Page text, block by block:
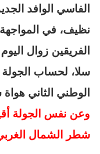
الفاسي الوافد
نظيف، في
الفريقين زوال
سلا، لحساب
الوطني الثاني
وعن نفس الجولة
شطر الشمال